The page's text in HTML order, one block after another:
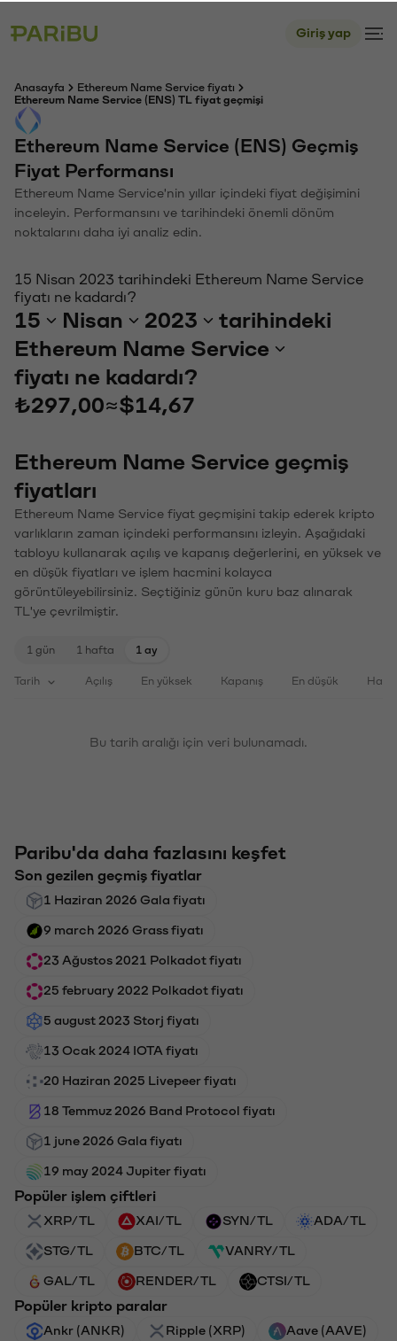
Giriş yap
Anasayfa
Ethereum Name Service fiyatı
Ethereum Name Service (ENS) TL fiyat geçmişi
Ethereum Name Service (ENS) Geçmiş
Fiyat Performansı
Ethereum Name Service'nin yıllar içindeki fiyat değişimini
inceleyin. Performansını ve tarihindeki önemli dönüm
noktalarını daha iyi analiz edin.
15 Nisan 2023 tarihindeki Ethereum Name Service
fiyatı ne kadardı?
15 Nisan 2023
tarihindeki
Ethereum Name Service
fiyatı ne kadardı?
₺297,00≈$14,67
Ethereum Name Service geçmiş
fiyatları
Ethereum Name Service fiyat geçmişini takip ederek kripto
varlıkların zaman içindeki performansını izleyin. Aşağıdaki
tabloyu kullanarak açılış ve kapanış değerlerini, en yüksek ve
en düşük fiyatları ve işlem hacmini kolayca
görüntüleyebilirsiniz. Seçtiğiniz günün kuru baz alınarak
TL'ye çevrilmiştir.
1 gün 1 hafta 1 ay
Tarih Açılış En yüksek Kapanış En düşük
Bu tarih aralığı için veri bulunamadı.
Paribu'da daha fazlasını keşfet
Son gezilen geçmiş fiyatlar
1 Haziran 2026 Gala fiyatı
9 march 2026 Grass fiyatı
23 Ağustos 2021 Polkadot fiyatı
25 february 2022 Polkadot fiyatı
5 august 2023 Storj fiyatı
13 Ocak 2024 IOTA fiyatı
20 Haziran 2025 Livepeer fiyatı
18 Temmuz 2026 Band Protocol fiyatı
1 june 2026 Gala fiyatı
19 may 2024 Jupiter fiyatı
Popüler işlem çiftleri
XRP/TL XAI/TL SYN/TL ADA/TL
STG/TL BTC/TL VANRY/TL
GAL/TL RENDER/TL CTSI/TL
Popüler kripto paralar
Ankr (ANKR) Ripple (XRP) Aave (AAVE)